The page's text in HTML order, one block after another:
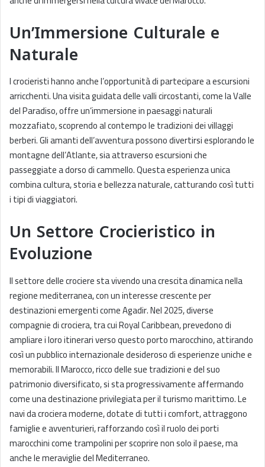
Un’Immersione Culturale e
Naturale
I crocieristi hanno anche l’opportunità di partecipare a escursioni
arricchenti. Una visita guidata delle valli circostanti, come la Valle
del Paradiso, offre un’immersione in paesaggi naturali
mozzafiato, scoprendo al contempo le tradizioni dei villaggi
berberi. Gli amanti dell’avventura possono divertirsi esplorando le
montagne dell’Atlante, sia attraverso escursioni che
passeggiate a dorso di cammello. Questa esperienza unica
combina cultura, storia e bellezza naturale, catturando così tutti
i tipi di viaggiatori.
Un Settore Crocieristico in
Evoluzione
Il settore delle crociere sta vivendo una crescita dinamica nella
regione mediterranea, con un interesse crescente per
destinazioni emergenti come Agadir. Nel 2025, diverse
compagnie di crociera, tra cui Royal Caribbean, prevedono di
ampliare i loro itinerari verso questo porto marocchino, attirando
così un pubblico internazionale desideroso di esperienze uniche e
memorabili. Il Marocco, ricco delle sue tradizioni e del suo
patrimonio diversificato, si sta progressivamente affermando
come una destinazione privilegiata per il turismo marittimo. Le
navi da crociera moderne, dotate di tutti i comfort, attraggono
famiglie e avventurieri, rafforzando così il ruolo dei porti
marocchini come trampolini per scoprire non solo il paese, ma
anche le meraviglie del Mediterraneo.